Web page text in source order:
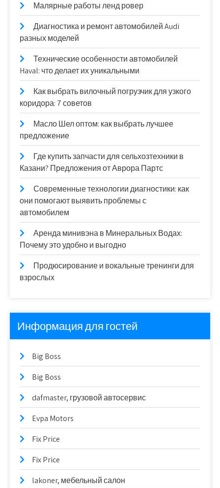
Малярные работы ленд ровер
Диагностика и ремонт автомобилей Audi
разных моделей
Технические особенности автомобилей
Haval: что делает их уникальными
Как выбрать вилочный погрузчик для узкого
коридора: 7 советов
Масло Шел оптом: как выбрать лучшее
предложение
Где купить запчасти для сельхозтехники в
Казани? Предложения от Аврора Партс
Современные технологии диагностики: как
они помогают выявить проблемы с
автомобилем
Аренда минивэна в Минеральных Водах:
Почему это удобно и выгодно
Продюсирование и вокальные тренинги для
взрослых
Информация для гостей
Big Boss
Big Boss
dafmaster, грузовой автосервис
Evpa Motors
Fix Price
Fix Price
lakoner, мебельный салон